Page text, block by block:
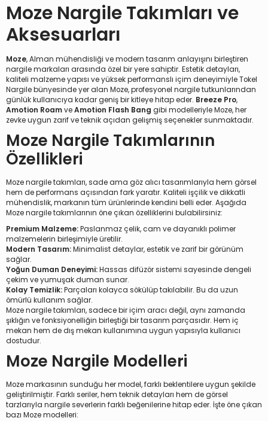
Moze Nargile Takımları ve
Aksesuarları
Moze, Alman mühendisliği ve modern tasarım anlayışını birleştiren
nargile markaları arasında özel bir yere sahiptir. Estetik detayları,
kaliteli malzeme yapısı ve yüksek performanslı içim deneyimiyleTokel
Nargilebünyesinde yer alan Moze, profesyonel nargile tutkunlarından
günlük kullanıcıya kadar geniş bir kitleye hitap eder. Breeze Pro,
Amotion RoamveAmotion Flash Bang gibi modelleriyle Moze, her
zevke uygun zarif ve teknik açıdan gelişmiş seçenekler sunmaktadır.
Moze Nargile Takımlarının
Özellikleri
Moze nargile takımları, sade ama göz alıcı tasarımlarıyla hem görsel
hem de performans açısından fark yaratır. Kaliteli işçilik ve dikkatli
mühendislik, markanın tüm ürünlerinde kendini belli eder. Aşağıda
Moze nargile takımlarının öne çıkan özelliklerini bulabilirsiniz:
Premium Malzeme:Paslanmaz çelik, cam ve dayanıklı polimer
malzemelerin birleşimiyle üretilir.
Modern Tasarım:Minimalist detaylar, estetik ve zarif bir görünüm
sağlar.
Yoğun Duman Deneyimi:Hassas difüzör sistemi sayesinde dengeli
çekim ve yumuşak duman sunar.
Kolay Temizlik:Parçaları kolayca sökülüp takılabilir. Bu da uzun
ömürlü kullanım sağlar.
Moze nargile takımları, sadece bir içim aracı değil, aynı zamanda
şıklığın ve fonksiyonelliğin birleştiği bir tasarım parçasıdır. Hem iç
mekan hem de dış mekan kullanımına uygun yapısıyla kullanıcı
dostudur.
Moze Nargile Modelleri
Moze markasının sunduğu her model, farklı beklentilere uygun şekilde
geliştirilmiştir. Farklı seriler, hem teknik detayları hem de görsel
tarzlarıyla nargile severlerin farklı beğenilerine hitap eder. İşte öne çıkan
bazı Moze modelleri: